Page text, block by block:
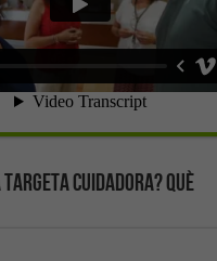
targeta cuidadora? Què